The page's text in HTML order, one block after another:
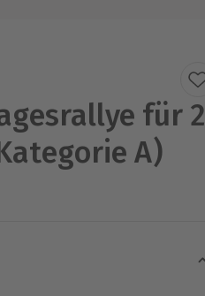
für 2
A)